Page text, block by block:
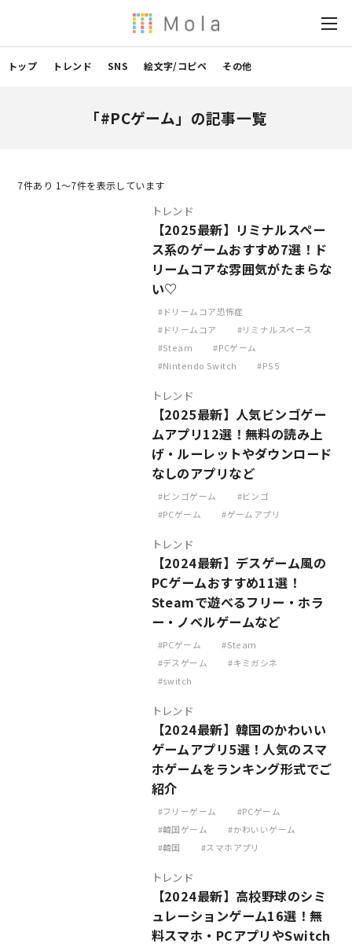
トップ トレンド SNS 絵文字/コピペ その他
「#PCゲーム」の記事一覧
7件あり 1〜7件を表示しています
トレンド
【2025最新】リミナルスペー
ス系のゲームおすすめ7選！ド
リームコアな雰囲気がたまらな
い♡
ドリームコア恐怖症
ドリームコア
リミナルスペース
Steam
PCゲーム
Nintendo Switch
PS5
トレンド
【2025最新】人気ビンゴゲー
ムアプリ12選！無料の読み上
げ・ルーレットやダウンロード
なしのアプリなど
ビンゴゲーム
ビンゴ
PCゲーム
ゲームアプリ
トレンド
【2024最新】デスゲーム風の
PCゲームおすすめ11選！
Steamで遊べるフリー・ホラ
ー・ノベルゲームなど
PCゲーム
Steam
デスゲーム
キミガシネ
switch
トレンド
【2024最新】韓国のかわいい
ゲームアプリ5選！人気のスマ
ホゲームをランキング形式でご
紹介
フリーゲーム
PCゲーム
韓国ゲーム
かわいいゲーム
韓国
スマホアプリ
トレンド
【2024最新】高校野球のシミ
ュレーションゲーム16選！無
料スマホ・PCアプリやSwitch